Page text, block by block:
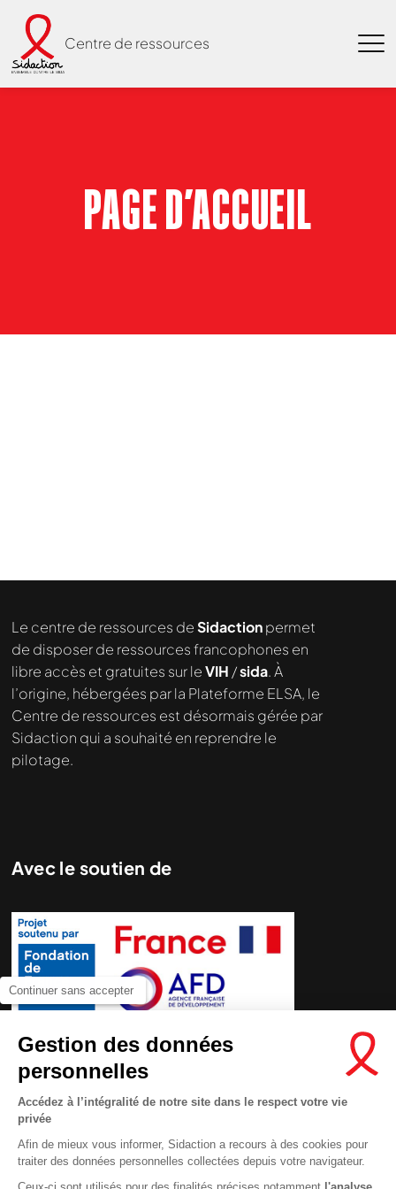
Continuer sans accepter
Gestion des données
personnelles
Accédez à l’intégralité de notre site dans le respect votre vie
privée
Afin de mieux vous informer, Sidaction a recours à des cookies pour
traiter des données personnelles collectées depuis votre navigateur.
Ceux-ci sont utilisés pour des finalités précises notamment l'analyse
Centre de ressources
PAGE D’ACCUEIL
Nous cherchons le contenu
Le centre de ressources deSidactionpermet
de disposer de ressources francophones en
libre accès et gratuites sur leVIH /sida. À
l’origine, hébergées par la Plateforme ELSA, le
Centre de ressources est désormais gérée par
Sidaction qui a souhaité en reprendre le
pilotage.
Avec le soutien de